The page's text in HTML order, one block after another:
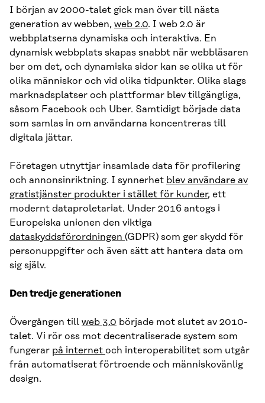
I början av 2000-talet gick man över till nästa
generation av webben, web 2.0. I web 2.0 är
webbplatserna dynamiska och interaktiva. En
dynamisk webbplats skapas snabbt när webbläsaren
ber om det, och dynamiska sidor kan se olika ut för
olika människor och vid olika tidpunkter. Olika slags
marknadsplatser och plattformar blev tillgängliga,
såsom Facebook och Uber. Samtidigt började data
som samlas in om användarna koncentreras till
digitala jättar.
Företagen utnyttjar insamlade data för profilering
och annonsinriktning. I synnerhet blev användare av
gratistjänster produkter i stället för kunder, ett
modernt dataproletariat. Under 2016 antogs i
Europeiska unionen den viktiga
dataskyddsförordningen (GDPR) som ger skydd för
personuppgifter och även sätt att hantera data om
sig själv.
Den tredje generationen
Övergången till web 3.0 började mot slutet av 2010-
talet. Vi rör oss mot decentraliserade system som
fungerar på internet och interoperabilitet som utgår
från automatiserat förtroende och människovänlig
design.